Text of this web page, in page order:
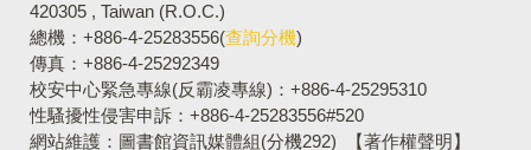
420305 , Taiwan (R.O.C.)
總機：+886-4-25283556(查詢分機)
傳真：+886-4-25292349
校安中心緊急專線(反霸凌專線)：+886-4-25295310
性騷擾性侵害申訴：+886-4-25283556#520
網站維護：圖書館資訊媒體組(分機292)
【著作權聲明】